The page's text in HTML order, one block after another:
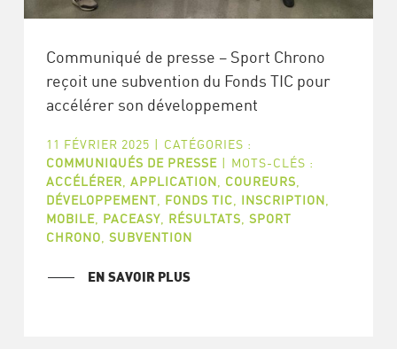
Communiqué de presse – Sport Chrono
reçoit une subvention du Fonds TIC pour
accélérer son développement
11 FÉVRIER 2025 | CATÉGORIES :
COMMUNIQUÉS DE PRESSE | MOTS-CLÉS :
ACCÉLÉRER APPLICATION COUREURS
DÉVELOPPEMENT
FONDS TIC INSCRIPTION
MOBILE, PACEASY, RÉSULTATS SPORT
CHRONO SUBVENTION
EN SAVOIR PLUS